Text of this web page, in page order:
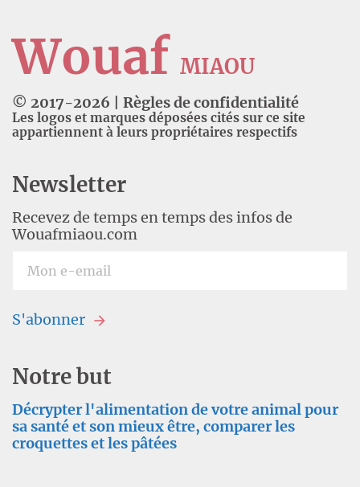
Wouaf MIAOU
© 2017-2026 Règles de confidentialité
Les logos et marques déposées cités sur ce site
appartiennent à leurs propriétaires respectifs
Newsletter
Recevez de temps en temps des infos de
Wouafmiaou.com
S'abonner
Notre but
Décrypter l'alimentation de votre animal pour
sa santé et son mieux être, comparer les
croquettes et les pâtées